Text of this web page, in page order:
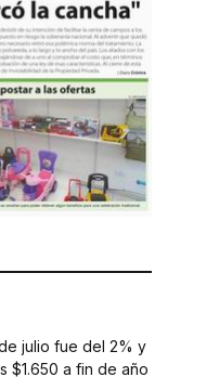
julio fue del 2% y
$1.650 a fin de año